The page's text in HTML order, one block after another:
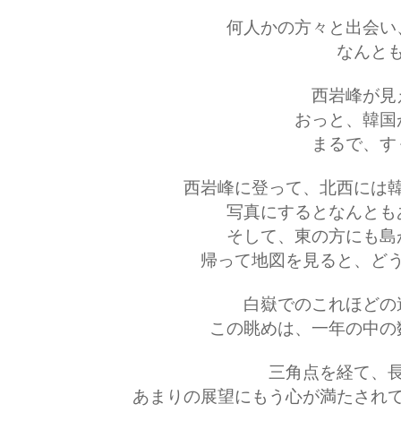
何人かの方々と出会
なんと
西岩峰が
おっと、韓
まるで、
西岩峰に登って、北西には
写真にするとなんと
そして、東の方にも
帰って地図を見ると、ど
白嶽でのこれほど
この眺めは、一年の中
三角点を経て、
あまりの展望にもう心が満たされ